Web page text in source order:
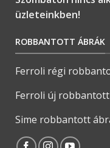
üzleteinkben!
ROBBANTOTT ÁBRÁK
Ferroli régi
Ferroli új
Sime robbantott